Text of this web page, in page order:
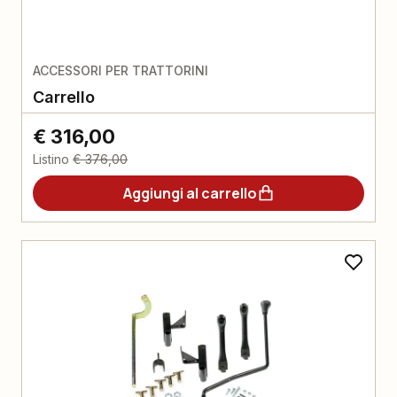
ACCESSORI PER TRATTORINI
Carrello
€ 316,00
Listino € 376,00
Aggiungi al carrello